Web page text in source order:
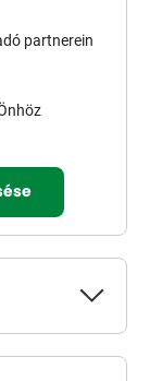
partnerein